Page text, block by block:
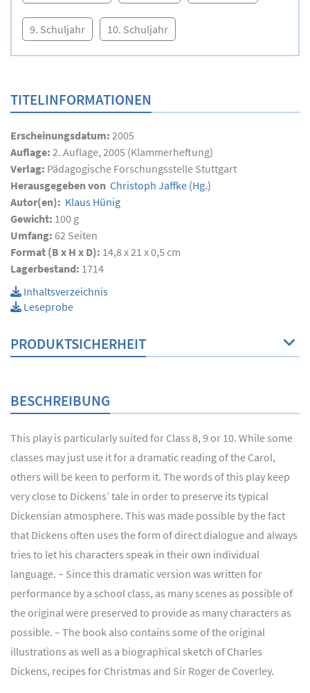
9. Schuljahr 10. Schuljahr
TITELINFORMATIONEN
Erscheinungsdatum: 2005
Auflage: 2. Auflage, 2005 (Klammerheftung)
Verlag: Pädagogische Forschungsstelle Stuttgart
Herausgegeben von Christoph Jaffke (Hg.)
Autor(en): Klaus Hünig
Gewicht: 100 g
Umfang: 62 Seiten
Format (B x H x D): 14,8 x 21 x 0,5 cm
Lagerbestand: 1714
Inhaltsverzeichnis
Leseprobe
PRODUKTSICHERHEIT
BESCHREIBUNG
This play is particularly suited for Class 8, 9 or 10. While some
classes may just use it for a dramatic reading of the Carol,
others will be keen to perform it. The words of this play keep
very close to Dickens’ tale in order to preserve its typical
Dickensian atmosphere. This was made possible by the fact
that Dickens often uses the form of direct dialogue and always
tries to let his characters speak in their own individual
language. – Since this dramatic version was written for
performance by a school class, as many scenes as possible of
the original were preserved to provide as many characters as
possible. – The book also contains some of the original
illustrations as well as a biographical sketch of Charles
Dickens, recipes for Christmas and Sir Roger de Coverley.